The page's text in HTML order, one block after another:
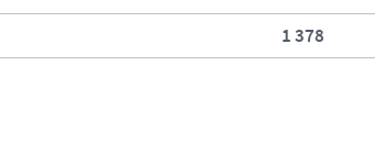
1 378